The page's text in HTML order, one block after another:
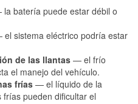
batería puede estar débil o
sistema eléctrico podría estar
de las llantas — el frío
el manejo del vehículo.
frías — el líquido de la
pueden dificultar el